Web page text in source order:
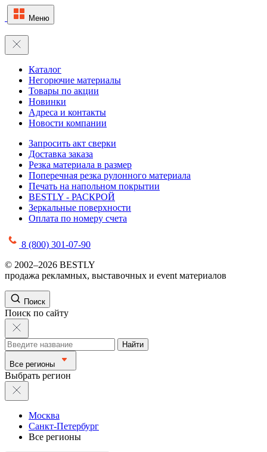
Меню
Каталог
Негорючие материалы
Товары по акции
Новинки
Адреса и контакты
Новости компании
Запросить акт сверки
Доставка заказа
Резка материала в размер
Поперечная резка рулонного материала
Печать на напольном покрытии
BESTLY - РАСКРОЙ
Зеркальные поверхности
Оплата по номеру счета
8 (800) 301-07-90
© 2002–2026 BESTLY
продажа рекламных, выставочных и event материалов
Поиск
Поиск по сайту
Найти
Все регионы
Выбрать регион
Москва
Санкт-Петербург
Все регионы